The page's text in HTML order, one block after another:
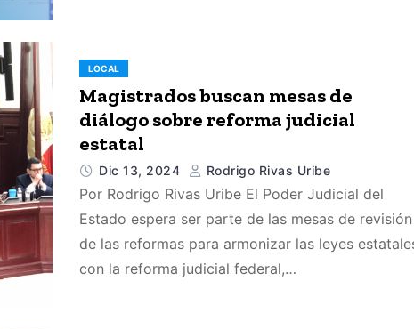
LOCAL
Magistrados buscan mesas de
diálogo sobre reforma judicial
estatal
Dic 13, 2024 Rodrigo Rivas Uribe
Por Rodrigo Rivas Uribe El Poder Judicial del
Estado espera ser parte de las mesas de revisión
de las reformas para armonizar las leyes
con la reforma judicial federal,…